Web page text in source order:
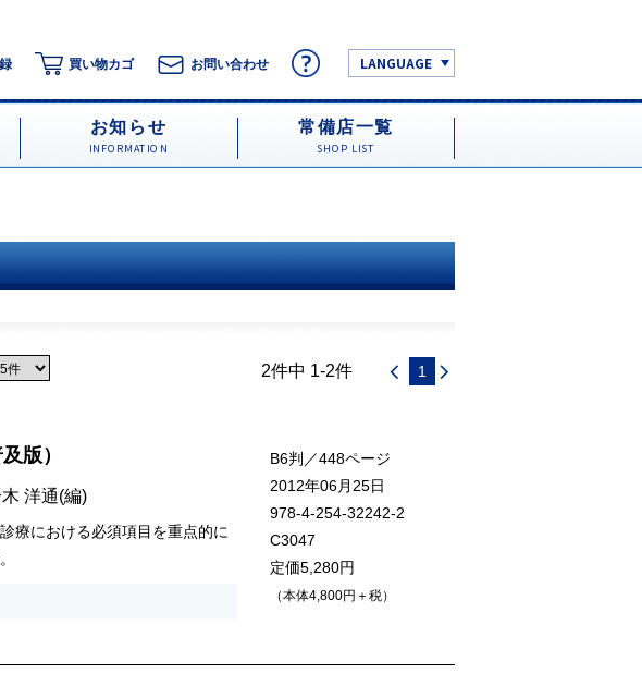
買い物カゴ お問い合わせ LANGUAGE
お知らせ
INFORMATION
常備店一覧
SHOP LIST
2件中 1-2件 1
版）
洋通(編)
療における必須項目を重点的に
B6判／448ページ
2012年06月25日
978-4-254-32242-2
C3047
定価5,280円
（本体4,800円＋税）